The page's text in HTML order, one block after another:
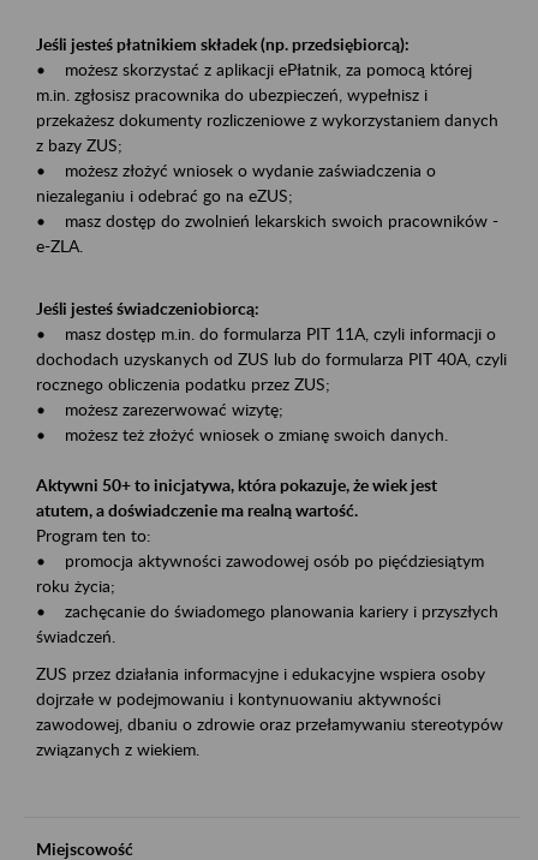
Jeśli jesteś płatnikiem składek (np. przedsiębiorcą):
• możesz skorzystać z aplikacji ePłatnik, za pomocą której
m.in. zgłosisz pracownika do ubezpieczeń, wypełnisz i
przekażesz dokumenty rozliczeniowe z wykorzystaniem danych
z bazy ZUS;
• możesz złożyć wniosek o wydanie zaświadczenia o
niezaleganiu i odebrać go na eZUS;
• masz dostęp do zwolnień lekarskich swoich pracowników -
e-ZLA.
Jeśli jesteś świadczeniobiorcą:
• masz dostęp m.in. do formularza PIT 11A, czyli informacji o
dochodach uzyskanych od ZUS lub do formularza PIT 40A, czyli
rocznego obliczenia podatku przez ZUS;
• możesz zarezerwować wizytę;
• możesz też złożyć wniosek o zmianę swoich danych.
Aktywni 50+ to inicjatywa, która pokazuje, że wiek jest
atutem, a doświadczenie ma realną wartość.
Program ten to:
• promocja aktywności zawodowej osób po pięćdziesiątym
roku życia;
• zachęcanie do świadomego planowania kariery i przyszłych
świadczeń.
ZUS przez działania informacyjne i edukacyjne wspiera osoby
dojrzałe w podejmowaniu i kontynuowaniu aktywności
zawodowej, dbaniu o zdrowie oraz przełamywaniu stereotypów
związanych z wiekiem.
Miejscowość